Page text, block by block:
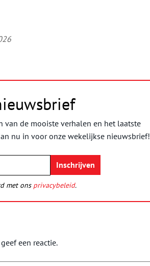
de mooiste verhalen en het laatste
nu in voor onze wekelijkse nieuwsbrief!
met ons privacybeleid.
een reactie.